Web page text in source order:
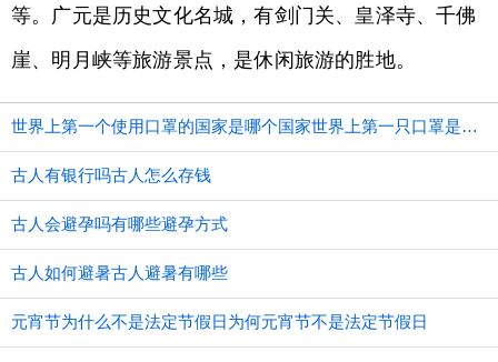
等。广元是历史文化名城，有剑门关、皇泽寺、千佛
崖、明月峡等旅游景点，是休闲旅游的胜地。
世界上第一个使用口罩的国家是哪个国家世界上第一只口罩是谁发明的
古人有银行吗古人怎么存钱
古人会避孕吗有哪些避孕方式
古人如何避暑古人避暑有哪些
元宵节为什么不是法定节假日为何元宵节不是法定节假日